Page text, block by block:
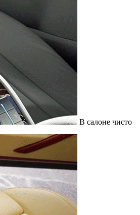
В салоне чисто